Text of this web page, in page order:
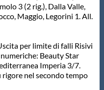
3 (2 rig.), Dalla Valle,
Maggio, Legorini 1. All.
per limite di falli Risivi
Beauty Star
Imperia 3/7.
nel secondo tempo